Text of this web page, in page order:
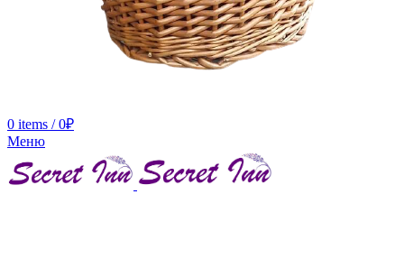
0 items / 0₽
Меню